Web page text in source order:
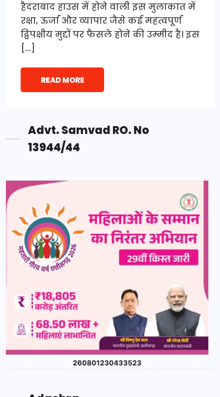
हैदराबाद हाउस में होने वाली इस मुलाकात में
रक्षा, ऊर्जा और व्यापार जैसे कई महत्वपूर्ण
द्विपक्षीय मुद्दों पर फैसले होने की उम्मीद है। इस
[…]
READ MORE
Advt. Samvad RO. No
13944/44